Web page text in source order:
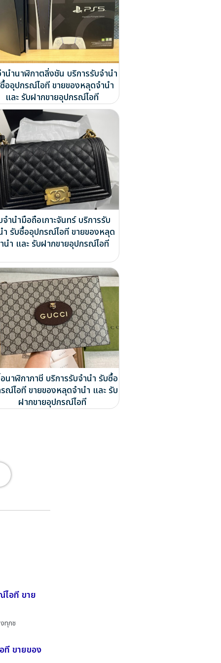
นำนาฬิกาตลิ่งชัน บริการรับจำนำ
ออุปกรณ์ไอที ขายของหลุดจำนำ
และ รับฝากขายอุปกรณ์ไอที
จำนำมือถือเกาะจันทร์ บริการรับ
ำ รับซื้ออุปกรณ์ไอที ขายของหลุด
นำ และ รับฝากขายอุปกรณ์ไอที
นาฬิกาภาชี บริการรับจำนำ รับซื้อ
ณ์ไอที ขายของหลุดจำนำ และ รับ
ฝากขายอุปกรณ์ไอที
ไอที ขาย
ทุกช
ที ขายของ